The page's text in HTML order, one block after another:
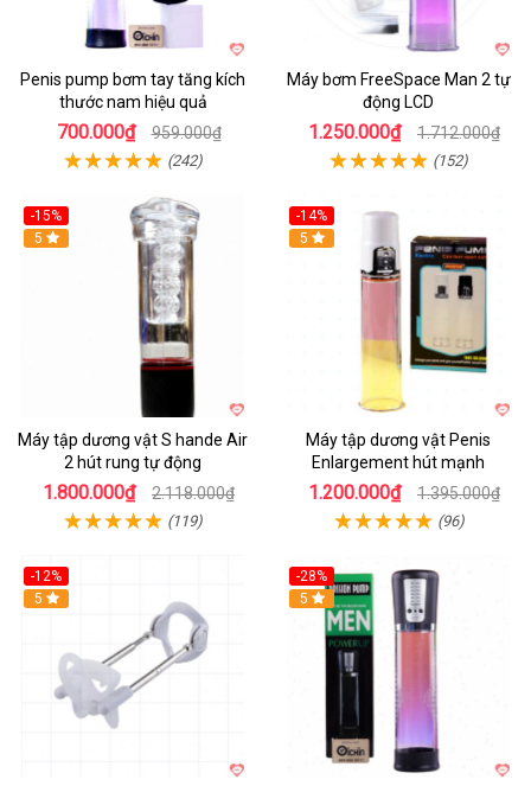
Penis pump bơm tay tăng kích
thước nam hiệu quả
700.000₫ 959.000₫
(242)
Máy bơm FreeSpace Man 2 tự
động LCD
1.250.000₫ 1.712.000₫
(152)
-15%
Hot
5
Máy tập dương vật S hande Air
2 hút rung tự động
1.800.000₫ 2.118.000₫
(119)
-14%
Hot
5
Máy tập dương vật Penis
Enlargement hút mạnh
1.200.000₫ 1.395.000₫
(96)
-12%
Hot
5
-28%
Hot
5